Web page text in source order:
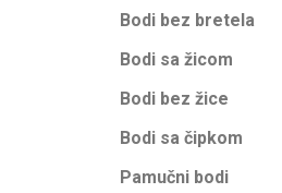
Bodi bez bretela
Bodi sa žicom
Bodi bez žice
Bodi sa čipkom
Pamučni bodi